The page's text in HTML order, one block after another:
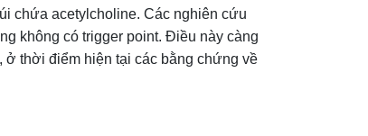
chứa acetylcholine. Các nghiên cứu
không có trigger point. Điều này càng
ở thời điểm hiện tại các bằng chứng về